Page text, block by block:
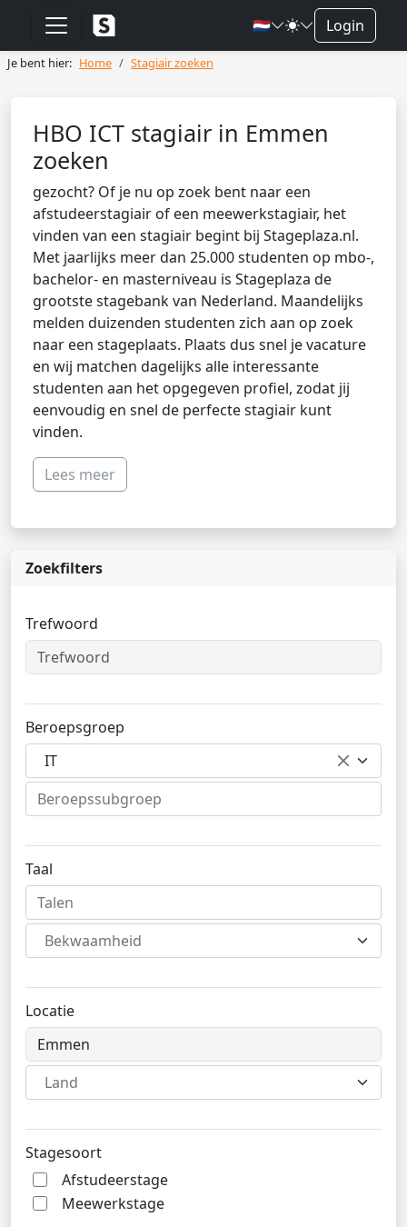
🇳🇱 Login
Je bent hier: Home Stagiair zoeken
HBO ICT stagiair in Emmen
zoeken
gezocht? Of je nu op zoek bent naar een
afstudeerstagiair of een meewerkstagiair, het
vinden van een stagiair begint bij Stageplaza.nl.
Met jaarlijks meer dan 25.000 studenten op mbo-,
bachelor- en masterniveau is Stageplaza de
grootste stagebank van Nederland. Maandelijks
melden duizenden studenten zich aan op zoek
naar een stageplaats. Plaats dus snel je vacature
en wij matchen dagelijks alle interessante
studenten aan het opgegeven profiel, zodat jij
eenvoudig en snel de perfecte stagiair kunt
vinden.
Lees meer
Zoekfilters
Trefwoord
Beroepsgroep
IT
Taal
Bekwaamheid
Locatie
Land
Stagesoort
Afstudeerstage
Meewerkstage